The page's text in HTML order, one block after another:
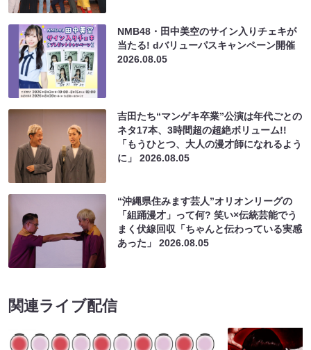
NMB48・田中美空のサイン入りチェキが
当たる! dバリューパスキャンペーン開催
2026.08.05
吉田たち“マンゲキ卒業”公演は年代ごとの
ネタ17本、3時間超の超絶ボリューム!!
「もうひとつ、大人の漫才師になれるよう
に」2026.08.05
“沖縄県住みます芸人”オリオンリーグの
「組踊漫才」って何? 笑い×伝統芸能でう
まく伏線回収「ちゃんと伝わっている実感
あった」2026.08.05
関連ライブ配信